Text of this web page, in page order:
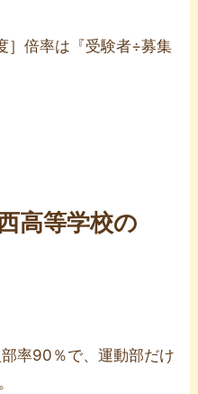
］倍率は『受験者÷募集
高等学校の
率90％で、運動部だけ